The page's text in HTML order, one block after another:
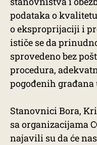
podataka o
o eksproprijaciji i
ističe se da
sprovedeno bez
procedura,
pogođenih
Stanovnici Bora,
sa organizacijama
najavili su da će